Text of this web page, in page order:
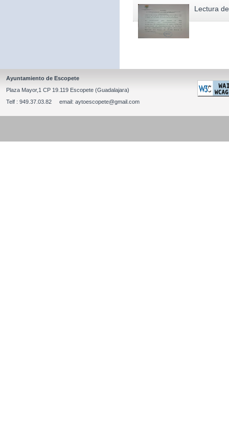
Lectura
Ayuntamiento de Escopete
Plaza Mayor,1 CP 19.119 Escopete (Guadalajara)
Telf : 949.37.03.82 email: aytoescopete@gmail.com